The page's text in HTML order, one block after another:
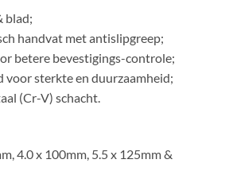
blad;
handvat met antislipgreep;
betere bevestigings-controle;
voor sterkte en duurzaamheid;
(Cr-V) schacht.
4.0 x 100mm, 5.5 x 125mm &